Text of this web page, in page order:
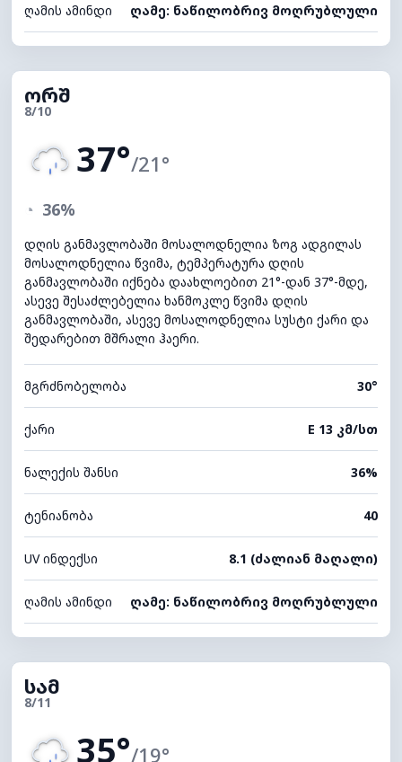
ღამის ამინდი ღამე: ნაწილობრივ მოღრუბლული
ორშ
8/10
37°/21°
◔ 36%
დღის განმავლობაში მოსალოდნელია ზოგ ადგილას
მოსალოდნელია წვიმა, ტემპერატურა დღის
განმავლობაში იქნება დაახლოებით 21°-დან 37°-მდე,
ასევე შესაძლებელია ხანმოკლე წვიმა დღის
განმავლობაში, ასევე მოსალოდნელია სუსტი ქარი და
შედარებით მშრალი ჰაერი.
მგრძნობელობა 30°
ქარი E 13 კმ/სთ
ნალექის შანსი 36%
ტენიანობა 40
UV ინდექსი 8.1 (ძალიან მაღალი)
ღამის ამინდი ღამე: ნაწილობრივ მოღრუბლული
სამ
8/11
35°/19°